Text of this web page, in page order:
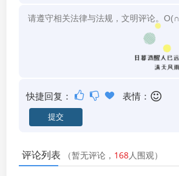
快捷回复： 表情：
评论列表 （暂无评论， 168人围观）